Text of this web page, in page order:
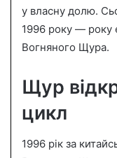
у власну долю.
1996 року — року
Вогняного Щура.
Щур
цикл
1996 рік за